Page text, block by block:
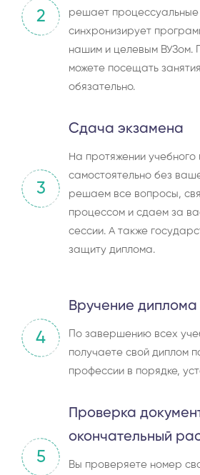
2
решает
синхронизирует
нашим и целевым ВУЗом.
можете посещать
обязательно.
3
Сдача экзамена
На протяжении учебного
самостоятельно без
решаем все вопросы,
процессом и сдаем за
сессии. А также
защиту диплома.
4
Вручение диплома
По завершению всех
получаете свой диплом
профессии в порядке,
5
Проверка
окончательный
Вы проверяете номер